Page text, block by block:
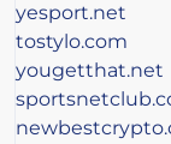
yesport.net
tostylo.com
yougetthat.net